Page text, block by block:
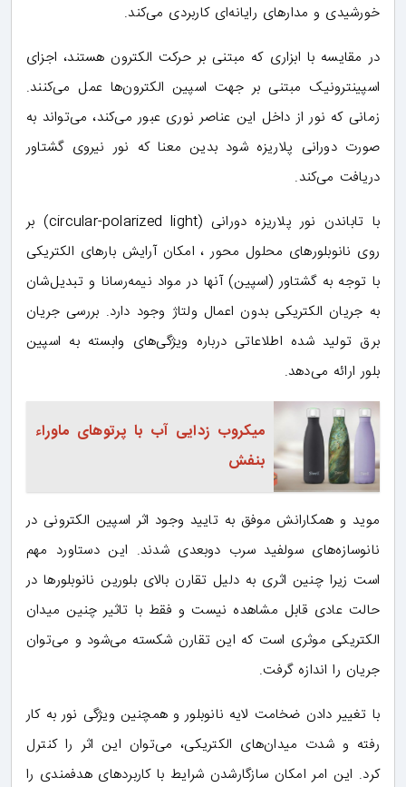
خورشیدی و مدارهای رایانه‌ای کاربردی می‌کند.
در مقایسه با ابزاری که مبتنی بر حرکت الکترون هستند، اجزای
اسپینترونیک مبتنی بر جهت اسپین الکترون‌ها عمل می‌کنند.
زمانی که نور از داخل این عناصر نوری عبور می‌کند، می‌تواند به
صورت دورانی پلاریزه شود بدین معنا که نور نیروی گشتاور
دریافت می‌کند.
با تاباندن نور پلاریزه دورانی (circular-polarized light) بر
روی نانوبلورهای محلول محور ، امکان آرایش بارهای الکتریکی
با توجه به گشتاور (اسپین) آنها در مواد نیمه‌رسانا و تبدیل‌شان
به جریان الکتریکی بدون اعمال ولتاژ وجود دارد. بررسی جریان
برق تولید شده اطلاعاتی درباره ویژگی‌های وابسته به اسپین
بلور ارائه می‌دهد.
میکروب زدایی آب با پرتوهای ماوراء
بنفش
موید و همکارانش موفق به تایید وجود اثر اسپین الکترونی در
نانوسازه‌های سولفید سرب دوبعدی شدند. این دستاورد مهم
است زیرا چنین اثری به دلیل تقارن بالای بلورین نانوبلورها در
حالت عادی قابل مشاهده نیست و فقط با تاثیر چنین میدان
الکتریکی موثری است که این تقارن شکسته می‌شود و می‌توان
جریان را اندازه‌ گرفت.
با تغییر دادن ضخامت لایه نانوبلور و همچنین ویژگی نور به کار
رفته و شدت میدان‌های الکتریکی، می‌توان این اثر را کنترل
کرد. این امر امکان سازگارشدن شرایط با کاربردهای هدفمندی را